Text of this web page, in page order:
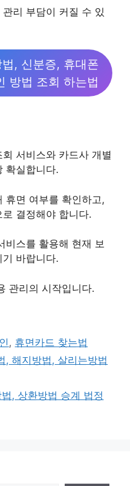
리 부담이 커질 수 있
, 신분증, 휴대폰
방법 조회 하는법
서비스와 카드사 개별
확실합니다.
휴면 여부를 확인하고,
결정해야 합니다.
비스를 활용해 현재 보
바랍니다.
관리의 시작입니다.
, 휴면카드 찾는법
, 해지방법, 살리는방법
, 상환방법 승계 법정